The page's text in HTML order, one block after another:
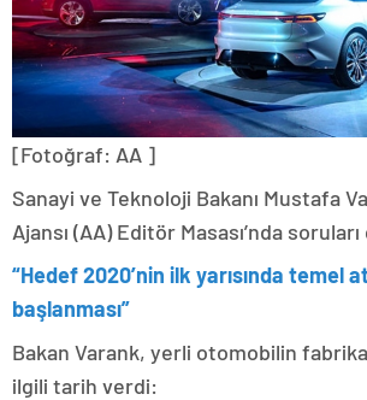
[Fotoğraf: AA ]
Sanayi ve Teknoloji Bakanı Mustafa
Ajansı (AA) Editör Masası’nda soruları
“Hedef 2020’nin ilk yarısında temel
başlanması”
Bakan Varank, yerli otomobilin
ilgili tarih verdi: